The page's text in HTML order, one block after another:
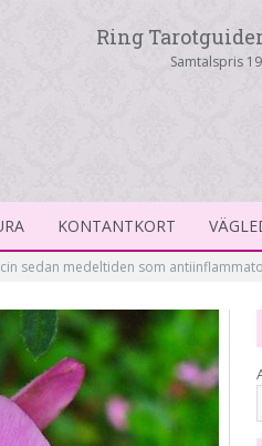
Ring
Samtalspris
KONTANTKORT
sedan medeltiden som